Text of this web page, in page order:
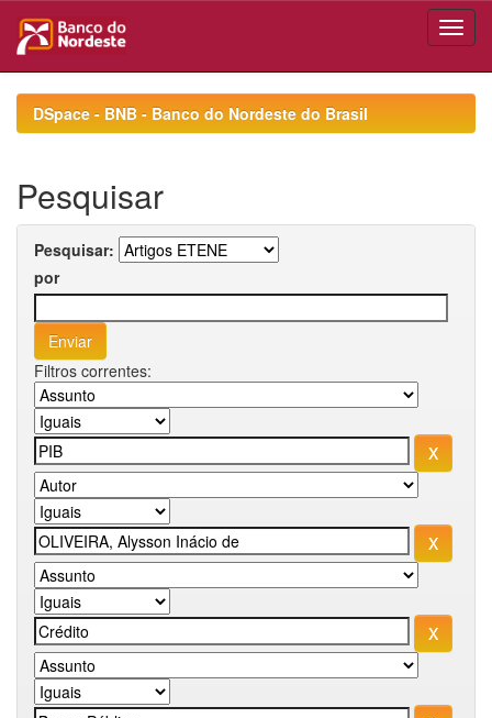
navigationDSpace - BNB - Banco do Nordeste do Brasil
Pesquisar
Pesquisar:
por
Filtros correntes: